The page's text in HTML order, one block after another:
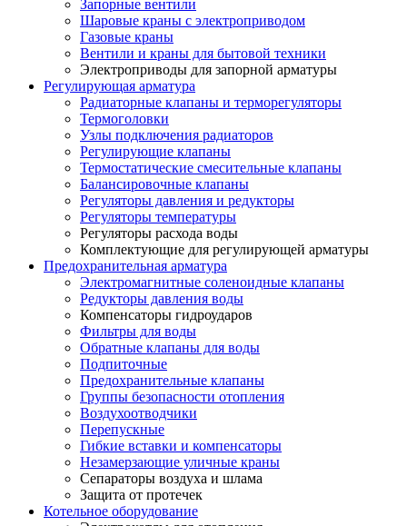
Запорные вентили
Шаровые краны с электроприводом
Газовые краны
Вентили и краны для бытовой техники
Электроприводы для запорной арматуры
Регулирующая арматура
Радиаторные клапаны и терморегуляторы
Термоголовки
Узлы подключения радиаторов
Регулирующие клапаны
Термостатические смесительные клапаны
Балансировочные клапаны
Регуляторы давления и редукторы
Регуляторы температуры
Регуляторы расхода воды
Комплектующие для регулирующей арматуры
Предохранительная арматура
Электромагнитные соленоидные клапаны
Редукторы давления воды
Компенсаторы гидроударов
Фильтры для воды
Обратные клапаны для воды
Подпиточные
Предохранительные клапаны
Группы безопасности отопления
Воздухоотводчики
Перепускные
Гибкие вставки и компенсаторы
Незамерзающие уличные краны
Сепараторы воздуха и шлама
Защита от протечек
Котельное оборудование